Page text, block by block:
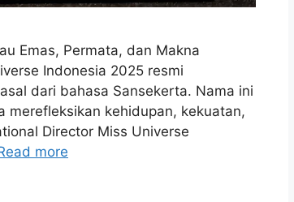
Emas, Permata, dan Makna
Indonesia 2025 resmi
dari bahasa Sansekerta. Nama ini
merefleksikan kehidupan, kekuatan,
Director Miss Universe
more